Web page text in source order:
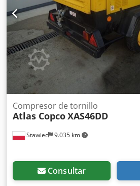
Stawiec 9.035 km
Compresor de tornillo
Atlas CopcoXAS46DD
Consultar